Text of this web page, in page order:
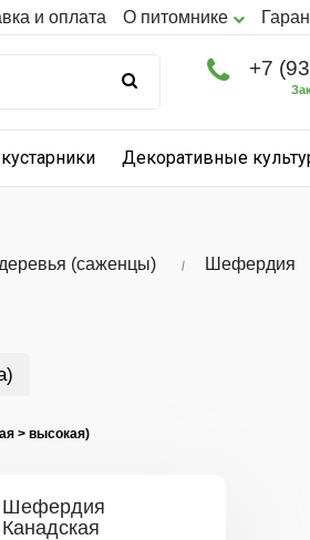
и оплата О питомнике
+7
Декоративные
(саженцы) Шефердия
Шефердия
Канадская